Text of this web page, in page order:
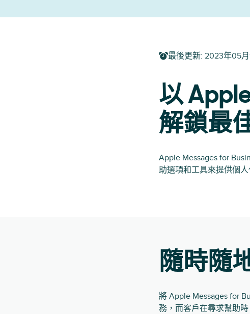
最後更新: 2023年05月
以
解鎖最
Apple Messages for
助選項和工具來提供個
隨時隨
將 Apple Messages for
務，而客戶在尋求幫助